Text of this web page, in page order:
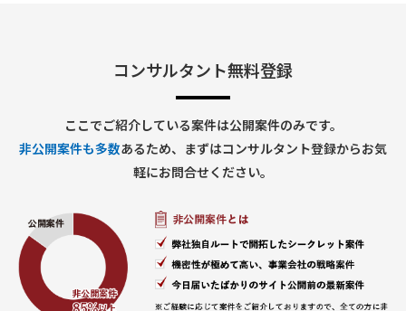
グ、移行データ準備、移行リハ実行支援 等）
・ IT関連トピックにかかわるグローバルメンバとのコミュニ
【期間】
・26年1月～終了時期未定（Go Liveは2026年10月予定）
【備考】
・既に元請のBPさんがAA担当として2年弱参画している
Finance領域に参画いただき、同様のロールを担っていただき
コンサルタント無料登録
ここでご紹介している案件は公開案件のみです。
非公開案件も多数あるため、まずはコンサルタント登録からお気
軽にお問合せください。